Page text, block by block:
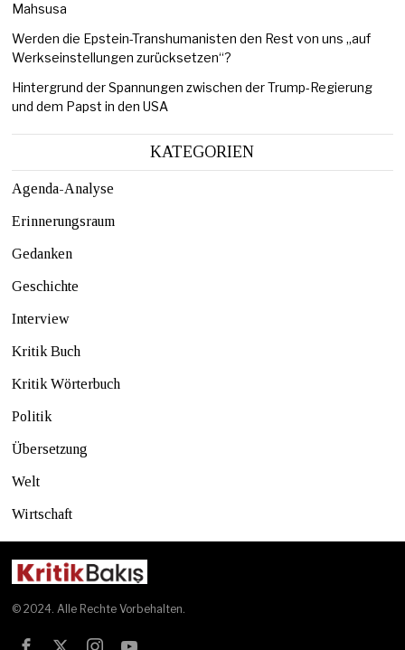
Mahsusa
Werden die Epstein-Transhumanisten den Rest von uns „auf
Werkseinstellungen zurücksetzen“?
Hintergrund der Spannungen zwischen der Trump-Regierung
und dem Papst in den USA
KATEGORIEN
Agenda-Analyse
Erinnerungsraum
Gedanken
Geschichte
Interview
Kritik Buch
Kritik Wörterbuch
Politik
Übersetzung
Welt
Wirtschaft
© 2024. Alle Rechte Vorbehalten.